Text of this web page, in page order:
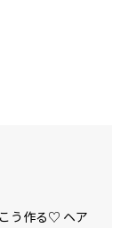
う作る♡ ヘア